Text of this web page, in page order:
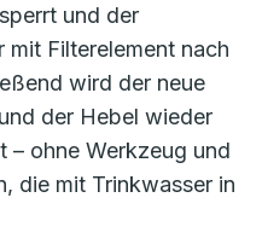
und der
Filterelement nach
wird der neue
der Hebel wieder
– ohne Werkzeug und
die mit Trinkwasser in